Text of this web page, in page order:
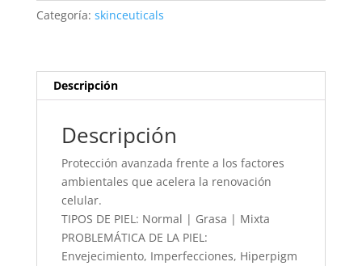
Categoría: skinceuticals
Descripción
Descripción
Protección avanzada frente a los factores
ambientales que acelera la renovación
celular.
TIPOS DE PIEL: Normal | Grasa | Mixta
PROBLEMÁTICA DE LA PIEL:
Envejecimiento, Imperfecciones, Hiperpigm